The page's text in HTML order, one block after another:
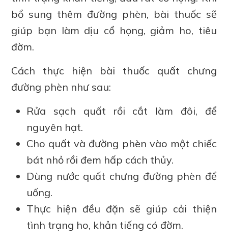
bổ sung thêm đường phèn, bài thuốc sẽ
giúp bạn làm dịu cổ họng, giảm ho, tiêu
đờm.
Cách thực hiện bài thuốc quất chưng
đường phèn như sau:
Rửa sạch quất rồi cắt làm đôi, để
nguyên hạt.
Cho quất và đường phèn vào một chiếc
bát nhỏ rồi đem hấp cách thủy.
Dùng nước quất chưng đường phèn để
uống.
Thực hiện đều đặn sẽ giúp cải thiện
tình trạng ho, khản tiếng có đờm.